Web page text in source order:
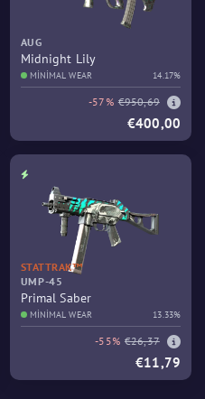
AUG
Midnight Lily
MINIMAL WEAR 14.17%
-57% €950,69
€400,00
STATTRAK™
UMP-45
Primal Saber
MINIMAL WEAR 13.33%
-55% €26,37
€11,79